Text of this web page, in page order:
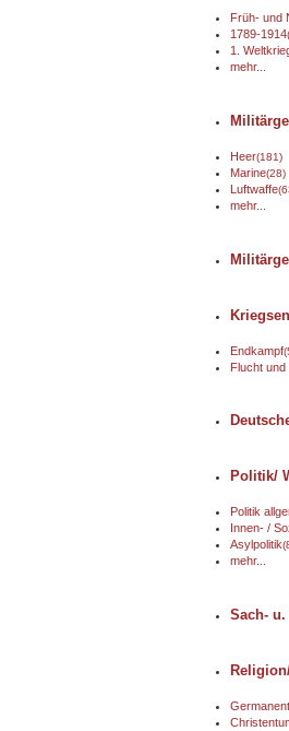
Früh- und
1789-1914
1.
mehr...
Heer(181)
Marine(28)
Luftwaffe
mehr...
Endkampf
Flucht und
Politik/
Politik
Innen- /
Asylpolitik
mehr...
Sach-